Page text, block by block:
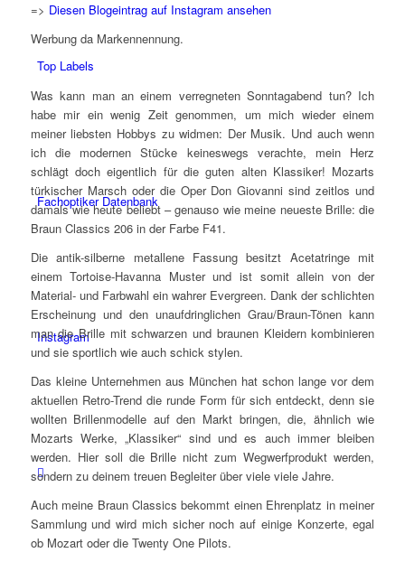
Top Labels
Fachoptiker Datenbank
Instagram
=> Diesen Blogeintrag auf Instagram ansehen
Werbung da Markennennung.
Was kann man an einem verregneten Sonntagabend tun? Ich
habe mir ein wenig Zeit genommen, um mich wieder einem
meiner liebsten Hobbys zu widmen: Der Musik. Und auch wenn
ich die modernen Stücke keineswegs verachte, mein Herz
schlägt doch eigentlich für die guten alten Klassiker! Mozarts
türkischer Marsch oder die Oper Don Giovanni sind zeitlos und
damals wie heute beliebt – genauso wie meine neueste Brille: die
Braun Classics 206 in der Farbe F41.
Die antik-silberne metallene Fassung besitzt Acetatringe mit
einem Tortoise-Havanna Muster und ist somit allein von der
Material- und Farbwahl ein wahrer Evergreen. Dank der schlichten
Erscheinung und den unaufdringlichen Grau/Braun-Tönen kann
man die Brille mit schwarzen und braunen Kleidern kombinieren
und sie sportlich wie auch schick stylen.
Das kleine Unternehmen aus München hat schon lange vor dem
aktuellen Retro-Trend die runde Form für sich entdeckt, denn sie
wollten Brillenmodelle auf den Markt bringen, die, ähnlich wie
Mozarts Werke, „Klassiker“ sind und es auch immer bleiben
werden. Hier soll die Brille nicht zum Wegwerfprodukt werden,
sondern zu deinem treuen Begleiter über viele viele Jahre.
Auch meine Braun Classics bekommt einen Ehrenplatz in meiner
Sammlung und wird mich sicher noch auf einige Konzerte, egal
ob Mozart oder die Twenty One Pilots.